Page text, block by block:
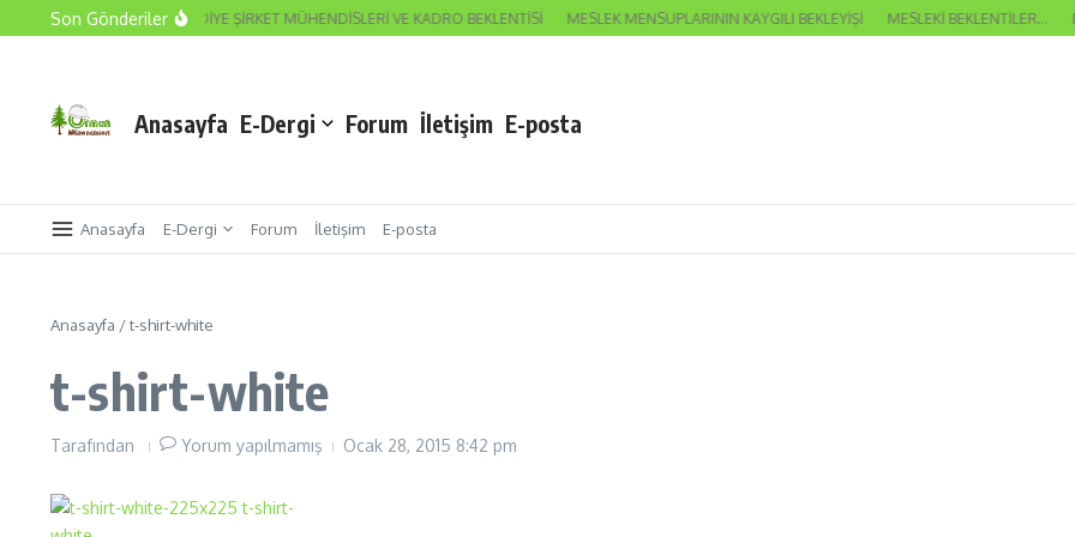
İçeriğe atlaSon Gönderiler
DURUM BELEDİYE ŞİRKET MÜHENDİSLERİ VE KADRO BEKLENTİSİ MESLEK MENSUPLARININ KAYGILI BEKLEYİŞİ MESLEKİ BEKLENTİLER…
Anasayfa E-Dergi Forum İletişim E-posta
Anasayfa E-Dergi Forum İletişim E-posta
Anasayfa /t-shirt-white
t-shirt-white
Tarafından Yorum yapılmamış Ocak 28, 2015 8:42 pm